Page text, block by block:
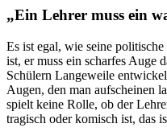
„Ein Lehrer muss ein
Es ist egal, wie seine
ist, er muss ein scharfes Auge
Schülern Langeweile
Augen, den man aufscheinen
spielt keine Rolle, ob der
tragisch oder komisch ist, das